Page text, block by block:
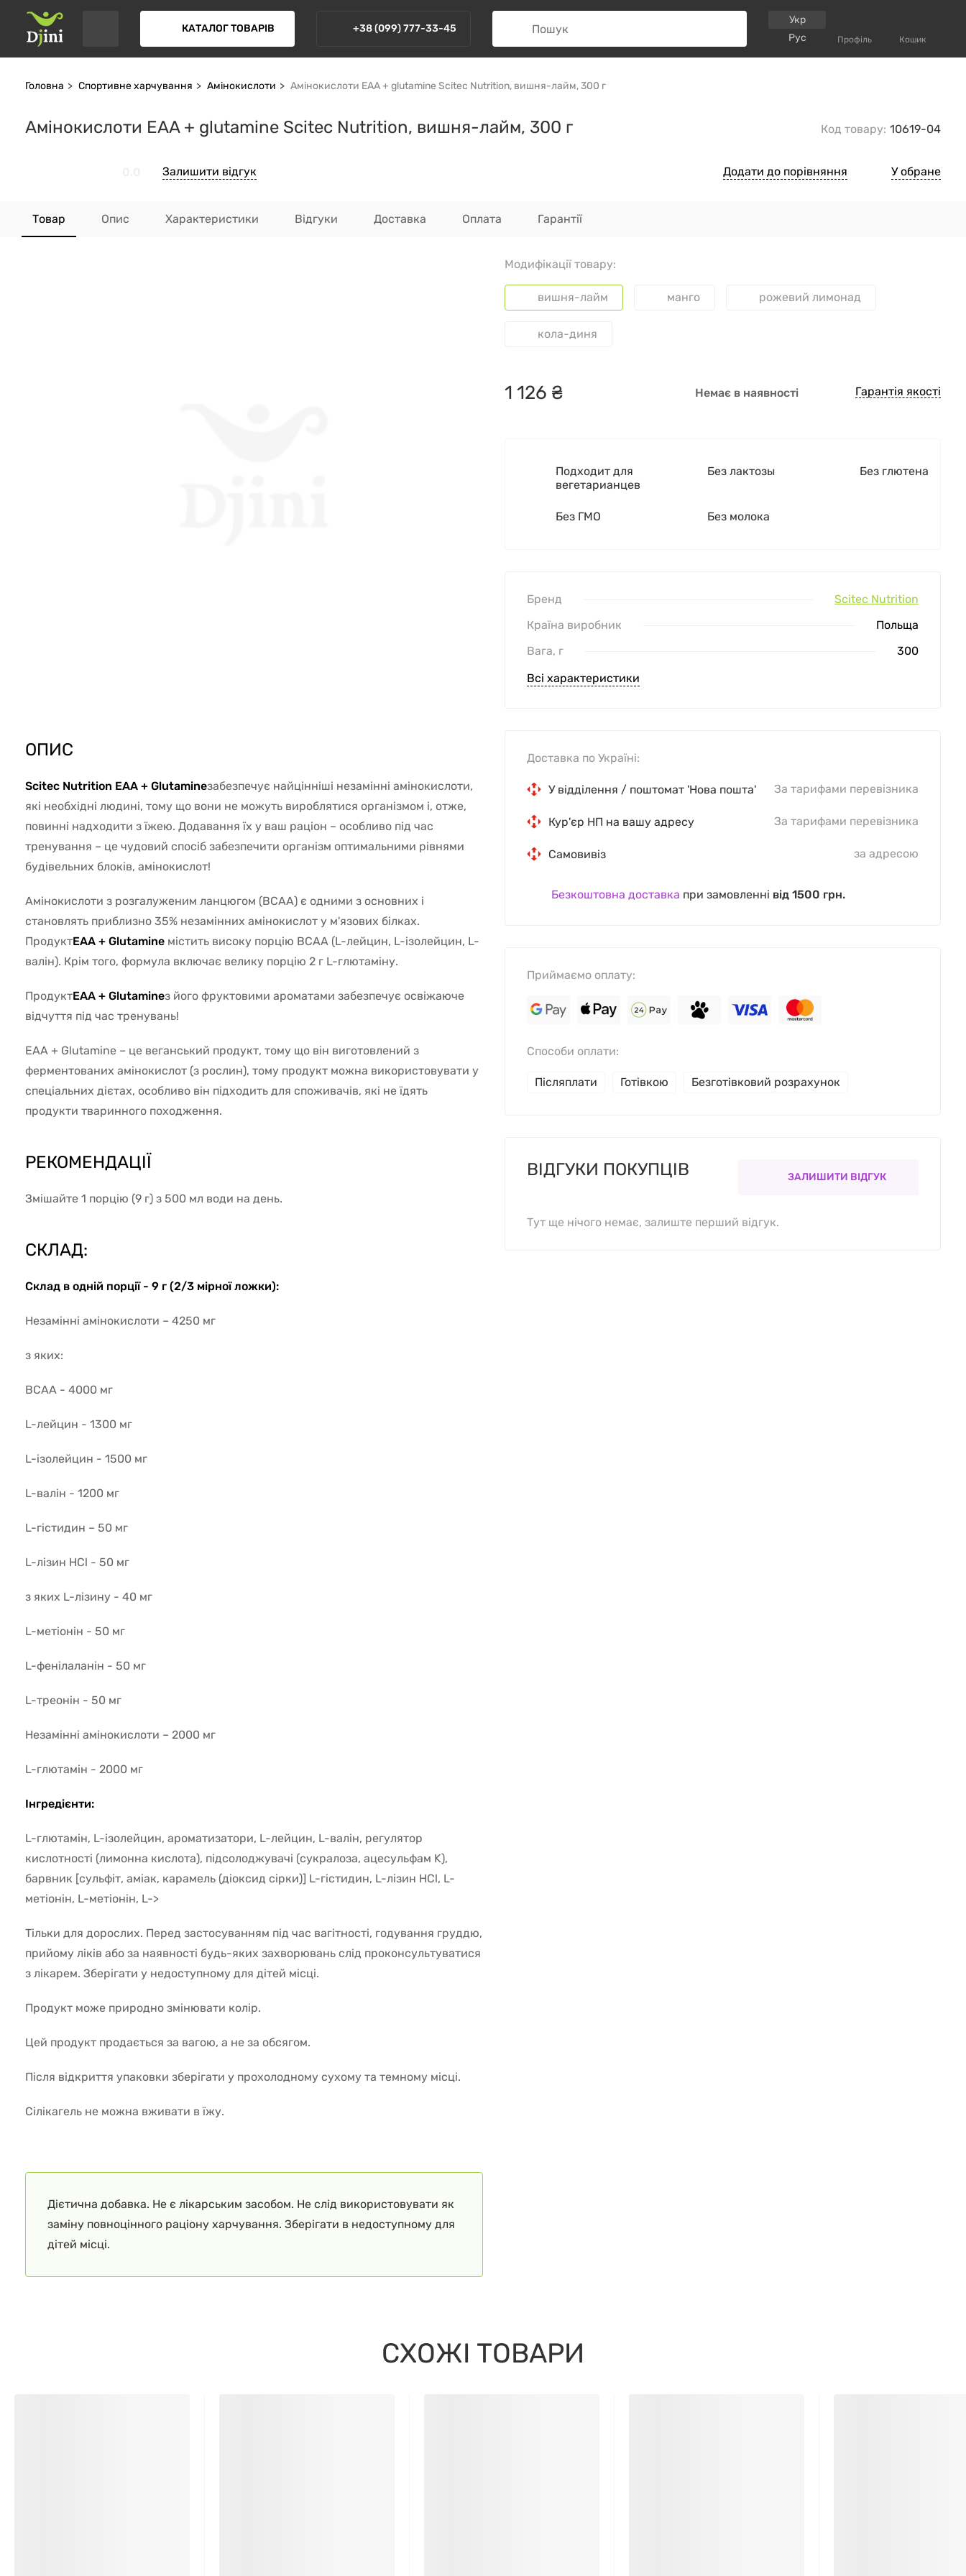
КАТАЛОГ ТОВАРІВ +38 (099) 777-33-45
Укр
Рус
Профіль Кошик
Головна Спортивне харчування Амінокислоти Амінокислоти EAA + glutamine Scitec Nutrition, вишня-лайм, 300 г
Амінокислоти EAA + glutamine Scitec Nutrition, вишня-лайм, 300 г Код товару: 10619-04
Залишити відгук Додати до порівняння У обране
Товар Опис Характеристики Відгуки Доставка Оплата Гарантії
Дієтична добавка. Не є лікарським засобом. Не слід використовувати як
заміну повноцінного раціону харчування. Зберігати в недоступному для
дітей місці.
ОПИС
Scitec Nutrition EAA + Glutamineзабезпечує найцінніші незамінні амінокислоти,
які необхідні людині, тому що вони не можуть вироблятися організмом і, отже,
повинні надходити з їжею. Додавання їх у ваш раціон – особливо під час
тренування – це чудовий спосіб забезпечити організм оптимальними рівнями
будівельних блоків, амінокислот!
Амінокислоти з розгалуженим ланцюгом (BCAA) є одними з основних і
становлять приблизно 35% незамінних амінокислот у м'язових білках.
ПродуктEAA + Glutamine містить високу порцію BCAA (L-лейцин, L-ізолейцин, L-
валін). Крім того, формула включає велику порцію 2 г L-глютаміну.
ПродуктEAA + Glutamineз його фруктовими ароматами забезпечує освіжаюче
відчуття під час тренувань!
EAA + Glutamine – це веганський продукт, тому що він виготовлений з
ферментованих амінокислот (з рослин), тому продукт можна використовувати у
спеціальних дієтах, особливо він підходить для споживачів, які не їдять
продукти тваринного походження.
РЕКОМЕНДАЦІЇ
Змішайте 1 порцію (9 г) з 500 мл води на день.
СКЛАД:
Склад в одній порції - 9 г (2/3 мірної ложки):
Незамінні амінокислоти – 4250 мг
з яких:
ВСАА - 4000 мг
L-лейцин - 1300 мг
L-ізолейцин - 1500 мг
L-валін - 1200 мг
L-гістидин – 50 мг
L-лізин HCl - 50 мг
з яких L-лізину - 40 мг
L-метіонін - 50 мг
L-фенілаланін - 50 мг
L-треонін - 50 мг
Незамінні амінокислоти – 2000 мг
L-глютамін - 2000 мг
Інгредієнти:
L-глютамін, L-ізолейцин, ароматизатори, L-лейцин, L-валін, регулятор
кислотності (лимонна кислота), підсолоджувачі (сукралоза, ацесульфам K),
барвник [сульфіт, аміак, карамель (діоксид сірки)] L-гістидин, L-лізин HCl, L-
метіонін, L-метіонін, L->
Тільки для дорослих. Перед застосуванням під час вагітності, годування груддю,
прийому ліків або за наявності будь-яких захворювань слід проконсультуватися
з лікарем. Зберігати у недоступному для дітей місці.
Продукт може природно змінювати колір.
Цей продукт продається за вагою, а не за обсягом.
Після відкриття упаковки зберігати у прохолодному сухому та темному місці.
Сілікагель не можна вживати в їжу.
Модифікації товару:
вишня-лайм манго рожевий лимонад
кола-диня
1 126 ₴ Немає в наявності Гарантія якості
Подходит для
вегетарианцев
Без лактозы Без глютена
Без ГМО Без молока
Доставка по Україні:
У відділення / поштомат 'Нова пошта' За тарифами перевізника
Кур'єр НП на вашу адресу За тарифами перевізника
Самовивіз за адресою
Безкоштовна доставка при замовленні від 1500 грн.
Приймаємо оплату:
Способи оплати:
Післяплати Готівкою Безготівковий розрахунок
Бренд
Scitec Nutrition
Країна виробник
Польща
Вага, г
300
Всі характеристики
ВІДГУКИ ПОКУПЦІВ ЗАЛИШИТИ ВІДГУК
Тут ще нічого немає, залиште перший відгук.
СХОЖІ ТОВАРИ